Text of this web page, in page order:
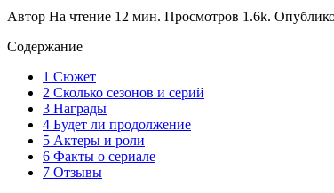
Автор На чтение 12 мин. Просмотров 1.6k.
Содержание
1 Сюжет
2 Сколько сезонов и серий
3 Награды
4 Будет ли продолжение
5 Актеры и роли
6 Факты о сериале
7 Отзывы